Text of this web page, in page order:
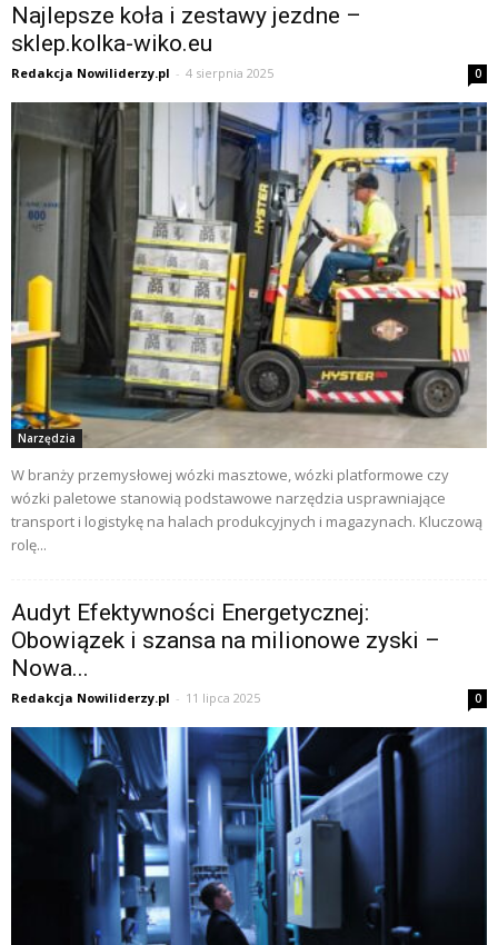
Najlepsze koła i zestawy jezdne –
sklep.kolka-wiko.eu
Redakcja Nowiliderzy.pl - 4 sierpnia 2025 0
Narzędzia
W branży przemysłowej wózki masztowe, wózki platformowe czy
wózki paletowe stanowią podstawowe narzędzia usprawniające
transport i logistykę na halach produkcyjnych i magazynach. Kluczową
rolę...
Audyt Efektywności Energetycznej:
Obowiązek i szansa na milionowe zyski –
Nowa...
Redakcja Nowiliderzy.pl - 11 lipca 2025 0